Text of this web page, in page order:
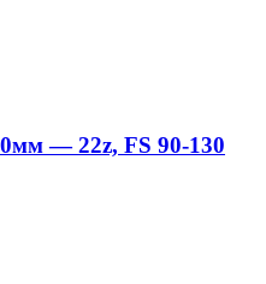
— 22z, FS 90-130